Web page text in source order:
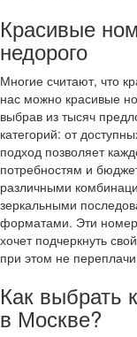
Красивые
недорого
Многие считают, что
нас можно красивые
выбрав из тысяч
категорий: от
подход позволяет
потребностям и
различными
зеркальными
форматами. Эти
хочет подчеркнуть
при этом не
Как выбрать
в Москве?